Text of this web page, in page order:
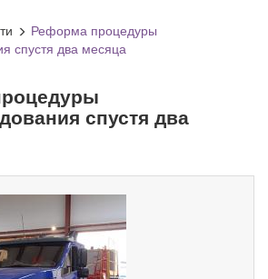
Реформа процедуры
спустя два месяца
спустя два